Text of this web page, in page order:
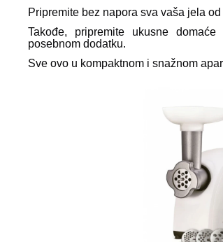
Pripremite bez napora sva vaša jela
Takođe, pripremite ukusne
posebnom dodatku.
Sve ovo u kompaktnom i snažnom